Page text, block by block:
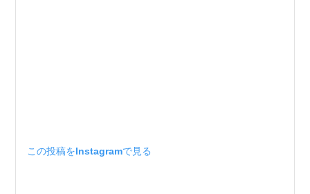
この投稿をInstagramで見る